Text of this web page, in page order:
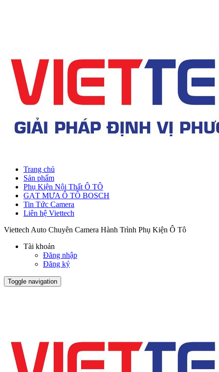
Trang chủ
Sản phẩm
Phụ Kiện Nội Thất Ô TÔ
GẠT MƯA Ô TÔ BOSCH
Tin Tức Camera
Liên hệ Viettech
Viettech Auto Chuyên Camera Hành Trình Phụ Kiện Ô Tô
Tài khoản
Đăng nhập
Đăng ký
Toggle navigation